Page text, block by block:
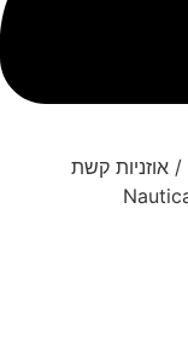
/ אוזניות קשת